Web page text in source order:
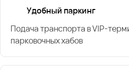
Удобный паркинг
Подача транспорта в VIP-
парковочных хабов